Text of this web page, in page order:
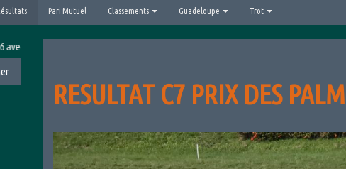
Pari Mutuel Classements Guadeloupe Trot
RESULTAT C7 PRIX DES
Prix hippique de la Ville du Lamentin